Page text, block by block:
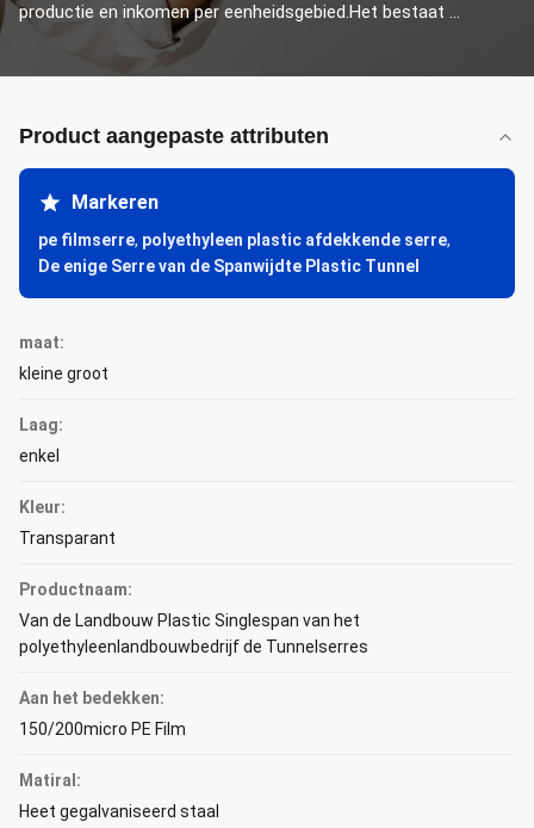
productie en inkomen per eenheidsgebied.Het bestaat ...
Product aangepaste attributen
Markeren
pe filmserre, polyethyleen plastic afdekkende serre,
De enige Serre van de Spanwijdte Plastic Tunnel
maat:
kleine groot
Laag:
enkel
Kleur:
Transparant
Productnaam:
Van de Landbouw Plastic Singlespan van het
polyethyleenlandbouwbedrijf de Tunnelserres
Aan het bedekken:
150/200micro PE Film
Matiral:
Heet gegalvaniseerd staal